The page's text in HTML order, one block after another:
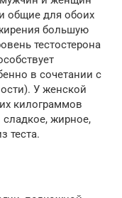
общие для обоих
большую
тестостерона
в сочетании с
У женской
килограммов
жирное,
теста.